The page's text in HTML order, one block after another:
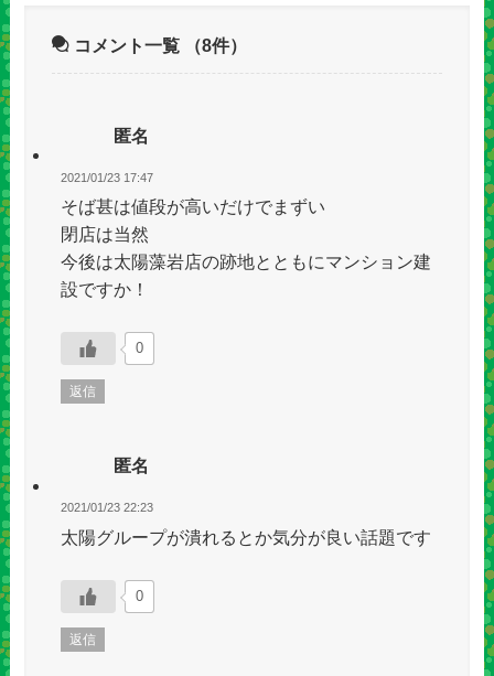
コメント一覧 （8件）
匿名
2021/01/23 17:47
そば甚は値段が高いだけでまずい
閉店は当然
今後は太陽藻岩店の跡地とともにマンション建
設ですか！
0
返信
匿名
2021/01/23 22:23
太陽グループが潰れるとか気分が良い話題です
0
返信